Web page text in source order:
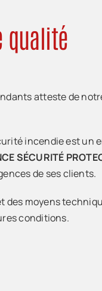
qualité
atteste de
incendie est un
SÉCURITÉ
de ses clients.
moyens
conditions.